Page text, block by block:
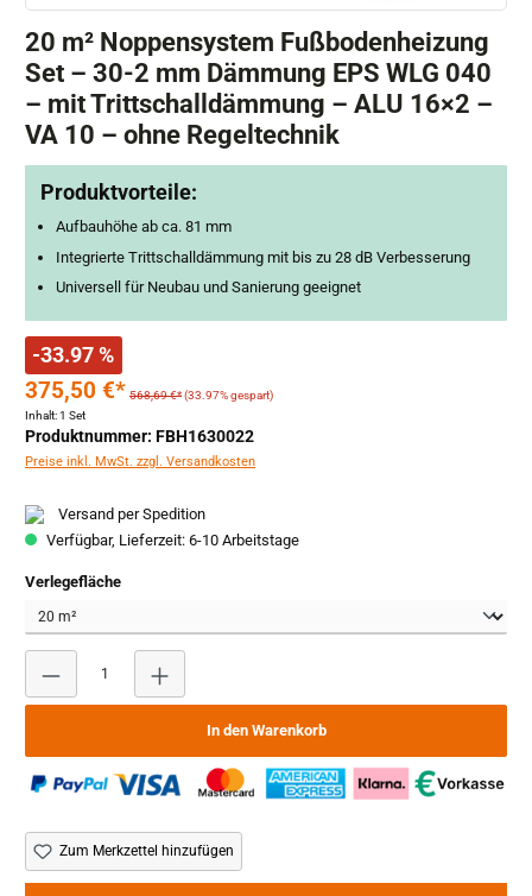
20 m² Noppensystem Fußbodenheizung
Set – 30-2 mm Dämmung EPS WLG 040
– mit Trittschalldämmung – ALU 16×2 –
VA 10 – ohne Regeltechnik
Produktvorteile:
Aufbauhöhe ab ca. 81 mm
Integrierte Trittschalldämmung mit bis zu 28 dB Verbesserung
Universell für Neubau und Sanierung geeignet
-33.97 %
375,50 €* 568,69 €*(33.97% gespart)
Inhalt:1 Set
Produktnummer: FBH1630022
Preise inkl. MwSt. zzgl. Versandkosten
Versand per Spedition
Verfügbar, Lieferzeit: 6-10 Arbeitstage
Verlegeflächeauswählen
In den Warenkorb
Zum Merkzettel hinzufügen